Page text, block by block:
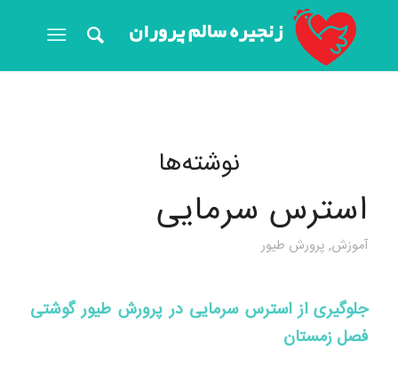
نوشته‌ها
استرس سرمایی
آموزش, پرورش طیور
جلوگیری از استرس سرمایی در پرورش طیور گوشتی
فصل زمستان